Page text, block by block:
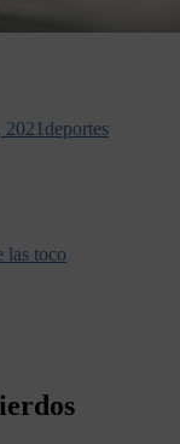
2021 deportes
las toco